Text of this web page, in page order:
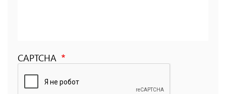
CAPTCHA